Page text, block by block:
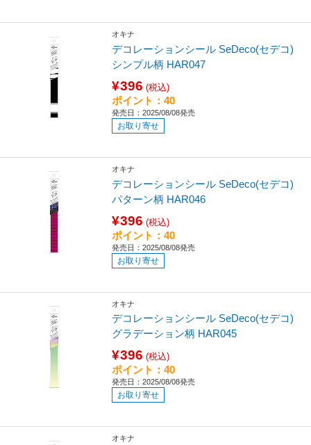
オキナ
デコレーションシール SeDeco(セデコ)
シンプル柄 HAR047
¥396 (税込)
ポイント：40
発売日：2025/08/08発売
お取り寄せ
オキナ
デコレーションシール SeDeco(セデコ)
パターン柄 HAR046
¥396 (税込)
ポイント：40
発売日：2025/08/08発売
お取り寄せ
オキナ
デコレーションシール SeDeco(セデコ)
グラデーション柄 HAR045
¥396 (税込)
ポイント：40
発売日：2025/08/08発売
お取り寄せ
オキナ